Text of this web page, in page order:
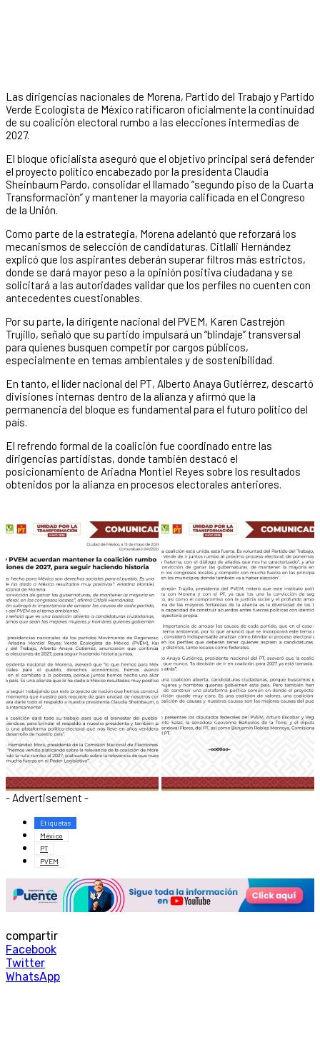
Las dirigencias nacionales de Morena, Partido del Trabajo y Partido
Verde Ecologista de México ratificaron oficialmente la continuidad
de su coalición electoral rumbo a las elecciones intermedias de
2027.
El bloque oficialista aseguró que el objetivo principal será defender
el proyecto político encabezado por la presidenta Claudia
Sheinbaum Pardo, consolidar el llamado “segundo piso de la Cuarta
Transformación” y mantener la mayoría calificada en el Congreso
de la Unión.
Como parte de la estrategia, Morena adelantó que reforzará los
mecanismos de selección de candidaturas. Citlalli Hernández
explicó que los aspirantes deberán superar filtros más estrictos,
donde se dará mayor peso a la opinión positiva ciudadana y se
solicitará a las autoridades validar que los perfiles no cuenten con
antecedentes cuestionables.
Por su parte, la dirigente nacional del PVEM, Karen Castrejón
Trujillo, señaló que su partido impulsará un “blindaje” transversal
para quienes busquen competir por cargos públicos,
especialmente en temas ambientales y de sostenibilidad.
En tanto, el líder nacional del PT, Alberto Anaya Gutiérrez, descartó
divisiones internas dentro de la alianza y afirmó que la
permanencia del bloque es fundamental para el futuro político del
país.
El refrendo formal de la coalición fue coordinado entre las
dirigencias partidistas, donde también destacó el
posicionamiento de Ariadna Montiel Reyes sobre los resultados
obtenidos por la alianza en procesos electorales anteriores.
- Advertisement -
Etiquetas
México
PT
PVEM
compartir
Facebook
Twitter
WhatsApp